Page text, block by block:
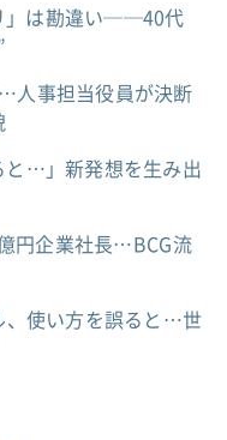
」は勘違い──40代
人事担当役員が決断
と…」新発想を生み出
円企業社長…BCG流
、使い方を誤ると…世